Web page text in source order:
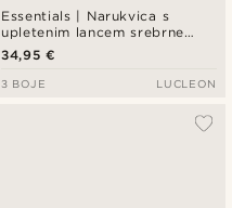
Essentials | Narukvica s
upletenim lancem srebrne
boje, 6 mm
34,95 €
3 BOJE LUCLEON